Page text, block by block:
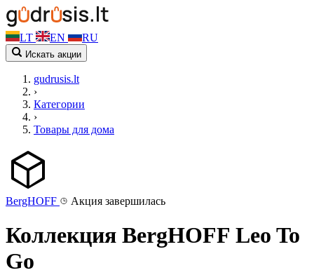
LT EN RU
Искать акции
gudrusis.lt
›
Категории
›
Товары для дома
BergHOFF Акция завершилась
Коллекция BergHOFF Leo To
Go